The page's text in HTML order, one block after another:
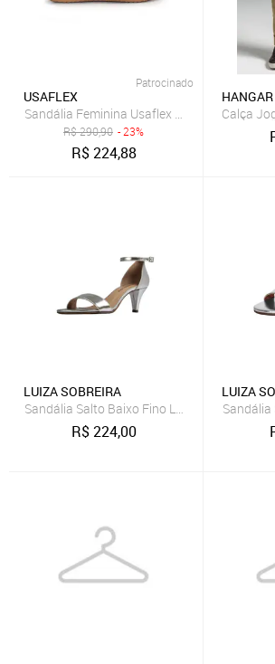
Patrocinado
USAFLEX
Sandália Feminina Usaflex Conforto R1804
R$290,90 - 23%
R$224,88
Calça
LUIZA SOBREIRA
Sandália Salto Baixo Fino Luiza Sobreira
R$224,00
LUIZA